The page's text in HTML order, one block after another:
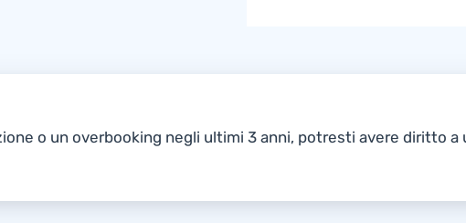
o un overbooking negli ultimi 3 anni, potresti avere diritto a